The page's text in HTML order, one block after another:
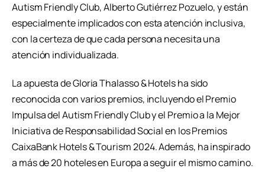
Autism Friendly Club, Alberto Gutiérrez Pozuelo, y están
especialmente implicados con esta atención inclusiva,
con la certeza de que cada persona necesita una
atención individualizada.
La apuesta de Gloria Thalasso & Hotels ha sido
reconocida con varios premios, incluyendo el Premio
Impulsa del Autism Friendly Club y el Premio a la Mejor
Iniciativa de Responsabilidad Social en los Premios
CaixaBank Hotels & Tourism 2024. Además, ha inspirado
a más de 20 hoteles en Europa a seguir el mismo camino.